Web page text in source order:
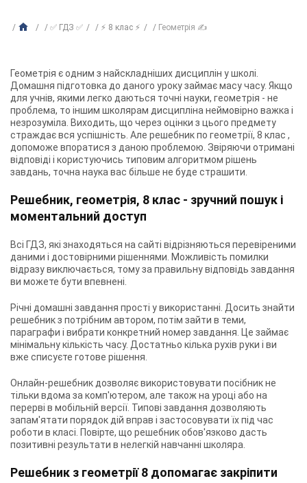
✅ ГДЗ ✅ ⚡ 8 клас ⚡ Геометрія ✍
Геометрія є одним з найскладніших дисциплін у школі.
Домашня підготовка до даного уроку займає масу часу. Якщо
для учнів, якими легко даються точні науки, геометрія - не
проблема, то іншим школярам дисципліна неймовірно важка і
незрозуміла. Виходить, що через оцінки з цього предмету
страждає вся успішність. Але решебник по геометрії, 8 клас ,
допоможе впоратися з даною проблемою. Звіряючи отримані
відповіді і користуючись типовим алгоритмом рішень
завдань, точна наука вас більше не буде страшити.
Решебник, геометрія, 8 клас - зручний пошук і
моментальний доступ
Всі ГДЗ, які знаходяться на сайті відрізняються перевіреними
даними і достовірними рішеннями. Можливість помилки
відразу виключається, тому за правильну відповідь завдання
ви можете бути впевнені.
Річні домашні завдання прості у використанні. Досить знайти
решебник з потрібним автором, потім зайти в теми,
параграфи і вибрати конкретний номер завдання. Це займає
мінімальну кількість часу. Достатньо кілька рухів руки і ви
вже списуєте готове рішення.
Онлайн-решебник дозволяє використовувати посібник не
тільки вдома за комп'ютером, але також на уроці або на
перерві в мобільній версії. Типові завдання дозволяють
запам'ятати порядок дій вправ і застосовувати їх під час
роботи в класі. Повірте, що решебник обов'язково дасть
позитивні результати в нелегкій навчанні школяра.
Решебник з геометрії 8 допомагає закріпити